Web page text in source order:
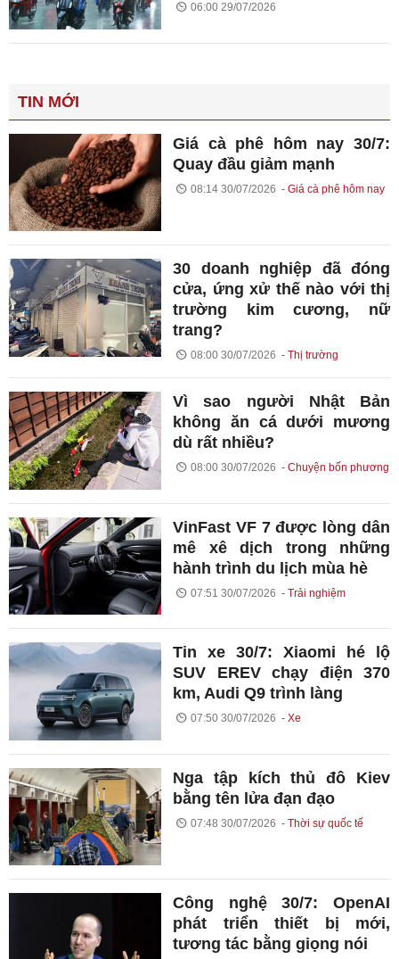
06:00 29/07/2026
TIN MỚI
Giá cà phê hôm nay 30/7:
Quay đầu giảm mạnh
08:14 30/07/2026 Giá cà phê hôm nay
30 doanh nghiệp đã đóng
cửa, ứng xử thế nào với thị
trường kim cương, nữ
trang?
08:00 30/07/2026 Thị trường
Vì sao người Nhật Bản
không ăn cá dưới mương
dù rất nhiều?
08:00 30/07/2026 Chuyện bốn phương
VinFast VF 7 được lòng dân
mê xê dịch trong những
hành trình du lịch mùa hè
07:51 30/07/2026 Trải nghiệm
Tin xe 30/7: Xiaomi hé lộ
SUV EREV chạy điện 370
km, Audi Q9 trình làng
07:50 30/07/2026 Xe
Nga tập kích thủ đô Kiev
bằng tên lửa đạn đạo
07:48 30/07/2026 Thời sự quốc tế
Công nghệ 30/7: OpenAI
phát triển thiết bị mới,
tương tác bằng giọng nói